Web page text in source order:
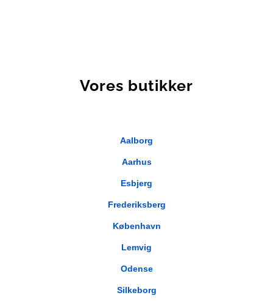
Vores butikker
Aalborg
Aarhus
Esbjerg
Frederiksberg
København
Lemvig
Odense
Silkeborg